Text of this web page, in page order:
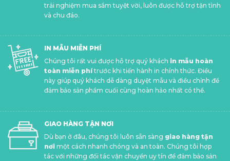
trải nghiệm mua sắm tuyệt vời, luôn được hỗ trợ tận tình
và chu đáo.
IN MẪU MIỄN PHÍ
Chúng tôi rất vui được hỗ trợ quý khách in mẫu hoàn
toàn miễn phítrước khi tiến hành in chính thức. Điều
này giúp quý khách dễ dàng duyệt mẫu và điều chỉnh để
đảm bảo sản phẩm cuối cùng hoàn hảo nhất có thể.
GIAO HÀNG TẬN NƠI
Dù bạn ở đâu, chúng tôi luôn sẵn sàng giao hàng tận
nơimột cách nhanh chóng và an toàn. Chúng tôi hợp
tác với những đối tác vận chuyển uy tín để đảm bảo sản